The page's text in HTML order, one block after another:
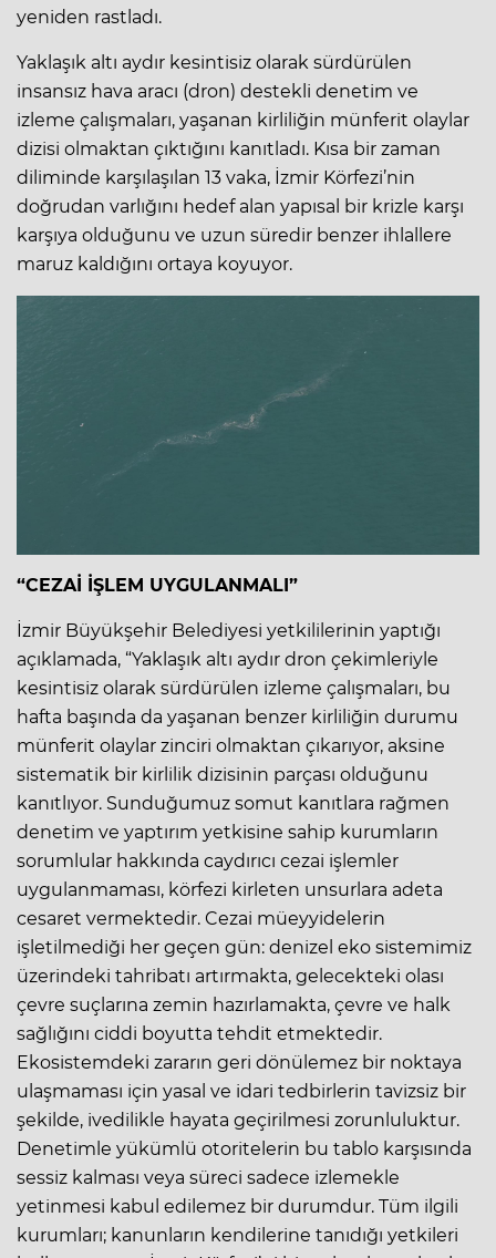
yeniden rastladı.
Yaklaşık altı aydır kesintisiz olarak sürdürülen
insansız hava aracı (dron) destekli denetim ve
izleme çalışmaları, yaşanan kirliliğin münferit olaylar
dizisi olmaktan çıktığını kanıtladı. Kısa bir zaman
diliminde karşılaşılan 13 vaka, İzmir Körfezi’nin
doğrudan varlığını hedef alan yapısal bir krizle karşı
karşıya olduğunu ve uzun süredir benzer ihlallere
maruz kaldığını ortaya koyuyor.
“CEZAİ İŞLEM UYGULANMALI”
İzmir Büyükşehir Belediyesi yetkililerinin yaptığı
açıklamada, “Yaklaşık altı aydır dron çekimleriyle
kesintisiz olarak sürdürülen izleme çalışmaları, bu
hafta başında da yaşanan benzer kirliliğin durumu
münferit olaylar zinciri olmaktan çıkarıyor, aksine
sistematik bir kirlilik dizisinin parçası olduğunu
kanıtlıyor. Sunduğumuz somut kanıtlara rağmen
denetim ve yaptırım yetkisine sahip kurumların
sorumlular hakkında caydırıcı cezai işlemler
uygulanmaması, körfezi kirleten unsurlara adeta
cesaret vermektedir. Cezai müeyyidelerin
işletilmediği her geçen gün: denizel eko sistemimiz
üzerindeki tahribatı artırmakta, gelecekteki olası
çevre suçlarına zemin hazırlamakta, ​çevre ve halk
sağlığını ciddi boyutta tehdit etmektedir.
Ekosistemdeki zararın geri dönülemez bir noktaya
ulaşmaması için yasal ve idari tedbirlerin tavizsiz bir
şekilde, ivedilikle hayata geçirilmesi zorunluluktur.
Denetimle yükümlü otoritelerin bu tablo karşısında
sessiz kalması veya süreci sadece izlemekle
yetinmesi kabul edilemez bir durumdur. Tüm ilgili
kurumları; kanunların kendilerine tanıdığı yetkileri